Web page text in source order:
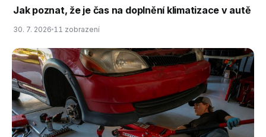
Jak poznat, že je čas na doplnění klimatizace v autě
30. 7. 2026 11 zobrazení